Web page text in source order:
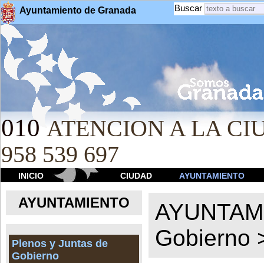
Ayuntamiento de Granada Buscar
010 ATENCION A LA
958 539 697
INICIO CIUDAD AYUNTAMIENTO
AYUNTAMIENTO
Plenos y Juntas de
Gobierno
Gobierno